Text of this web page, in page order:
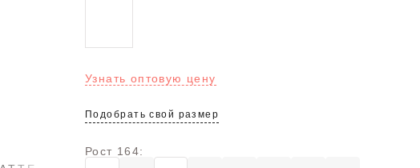
Узнать оптовую цену
Подобрать свой размер
Рост 164: